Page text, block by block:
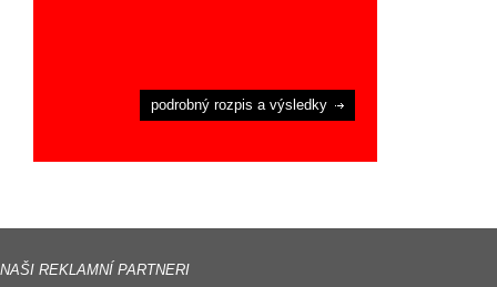
podrobný rozpis a výsledky
NAŠI REKLAMNÍ PARTNERI